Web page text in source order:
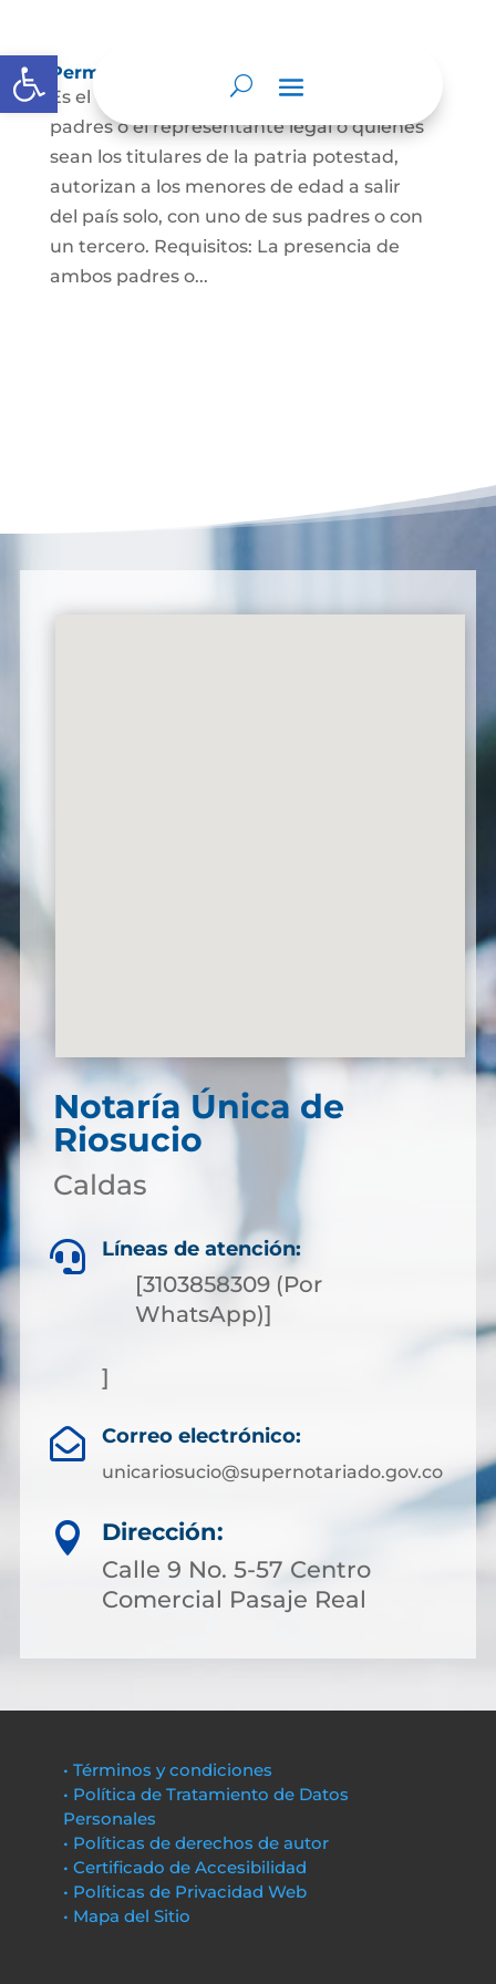
Abrir barra de herramientas
Permisos de salida de país temporal
Es el documento mediante el cual los
padres o el representante legal o quienes
sean los titulares de la patria potestad,
autorizan a los menores de edad a salir
del país solo, con uno de sus padres o con
un tercero. Requisitos: La presencia de
ambos padres o...
Notaría Única de
Riosucio
Caldas
 Líneas de atención:
[3103858309 (Por
WhatsApp)]
]
 Correo electrónico:
unicariosucio@supernotariado.gov.co

Dirección:
Calle 9 No. 5-57 Centro
Comercial Pasaje Real
• Términos y condiciones
• Política de Tratamiento de Datos
Personales
• Políticas de derechos de autor
• Certificado de Accesibilidad
• Políticas de Privacidad Web
• Mapa del Sitio